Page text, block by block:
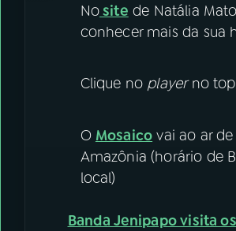
Nosite de Natália
conhecer mais da sua
Clique no playerno
O Mosaico vai ao ar
Amazônia (horário de
local)
Banda Jenipapo visita